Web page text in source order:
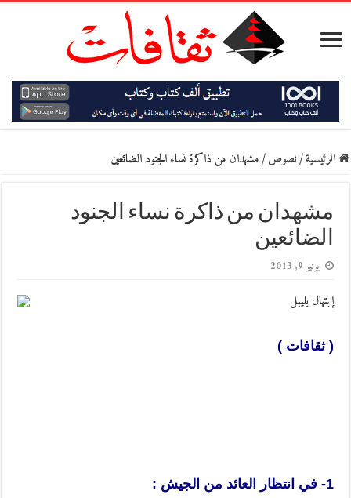
الرئيسية/نصوص/مشهدان من ذاكرة نساء الجنود الضائعين
مشهدان من ذاكرة نساء الجنود
الضائعين
يونيو 9, 2013
إبتهال بليبل
( ثقافات )
1- في انتظار العائد من الجيش :